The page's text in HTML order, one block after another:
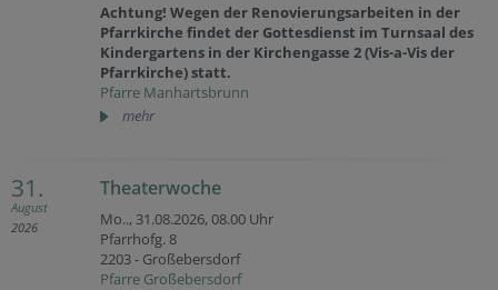
Achtung! Wegen der Renovierungsarbeiten in der
Pfarrkirche findet der Gottesdienst im Turnsaal des
Kindergartens in der Kirchengasse 2 (Vis-a-Vis der
Pfarrkirche) statt.
Pfarre Manhartsbrunn
mehr
31.
August
2026
Theaterwoche
Mo.., 31.08.2026,08.00 Uhr
Pfarrhofg. 8
2203 - Großebersdorf
Pfarre Großebersdorf